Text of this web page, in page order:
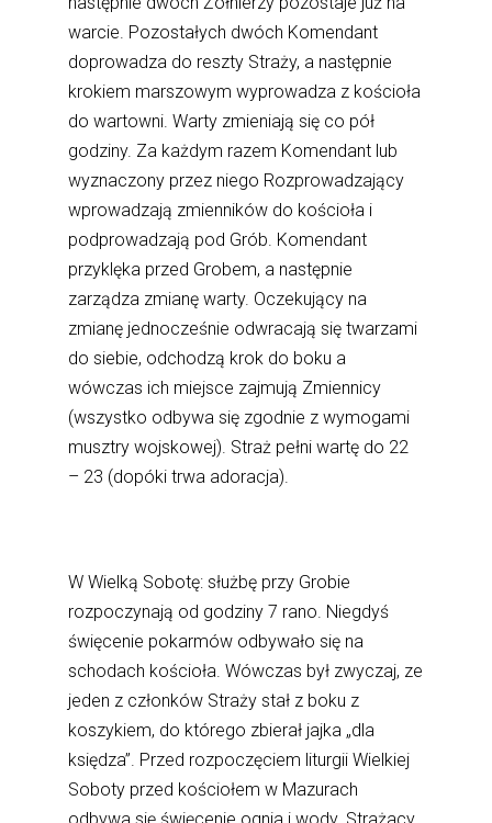
warcie. Pozostałych dwóch Komendant
doprowadza do reszty Straży, a następnie
krokiem marszowym wyprowadza z kościoła
do wartowni. Warty zmieniają się co pół
godziny. Za każdym razem Komendant lub
wyznaczony przez niego Rozprowadzający
wprowadzają zmienników do kościoła i
podprowadzają pod Grób. Komendant
przyklęka przed Grobem, a następnie
zarządza zmianę warty. Oczekujący na
zmianę jednocześnie odwracają się twarzami
do siebie, odchodzą krok do boku a
wówczas ich miejsce zajmują Zmiennicy
(wszystko odbywa się zgodnie z wymogami
musztry wojskowej). Straż pełni wartę do 22
– 23 (dopóki trwa adoracja).
W Wielką Sobotę: służbę przy Grobie
rozpoczynają od godziny 7 rano. Niegdyś
święcenie pokarmów odbywało się na
schodach kościoła. Wówczas był zwyczaj, ze
jeden z członków Straży stał z boku z
koszykiem, do którego zbierał jajka „dla
księdza”. Przed rozpoczęciem liturgii Wielkiej
Soboty przed kościołem w Mazurach